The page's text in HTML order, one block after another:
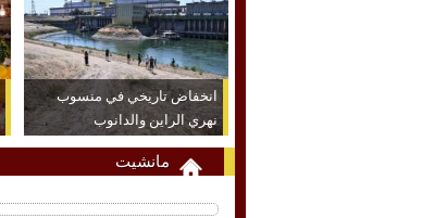
انخفاض تاريخي في منسوب
نهري الراين والدانوب
مانشيت